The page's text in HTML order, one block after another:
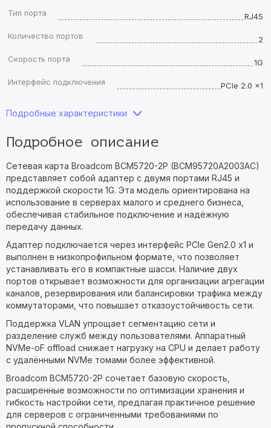
Тип порта
RJ45
Количество портов
2
Скорость порта
1G
Интерфейс подключения
PCIe 2.0 ×1
Подробные характеристики
Подробное описание
Сетевая карта Broadcom BCM5720-2P (BCM95720A2003AC)
представляет собой адаптер с двумя портами RJ45 и
поддержкой скорости 1G. Эта модель ориентирована на
использование в серверах малого и среднего бизнеса,
обеспечивая стабильное подключение и надёжную
передачу данных.
Адаптер подключается через интерфейс PCIe Gen2.0 x1 и
выполнен в низкопрофильном формате, что позволяет
устанавливать его в компактные шасси. Наличие двух
портов открывает возможности для организации агрегации
каналов, резервирования или балансировки трафика между
коммутаторами, что повышает отказоустойчивость сети.
Поддержка VLAN упрощает сегментацию сети и
разделение служб между пользователями. Аппаратный
NVMe-oF offload снижает нагрузку на CPU и делает работу
с удалёнными NVMe томами более эффективной.
Broadcom BCM5720-2P сочетает базовую скорость,
расширенные возможности по оптимизации хранения и
гибкость настройки сети, предлагая практичное решение
для серверов с ограниченными требованиями по